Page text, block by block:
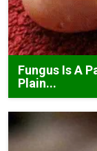
Fungus Is A
Plain...